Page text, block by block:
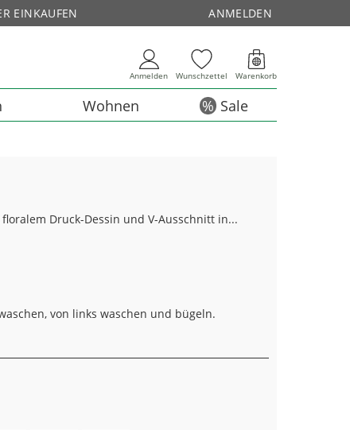
EINKAUFEN ANMELDEN
Anmelden Wunschzettel Warenkorb
Wohnen Sale
Druck-Dessin und V-Ausschnitt in...
von links waschen und bügeln.